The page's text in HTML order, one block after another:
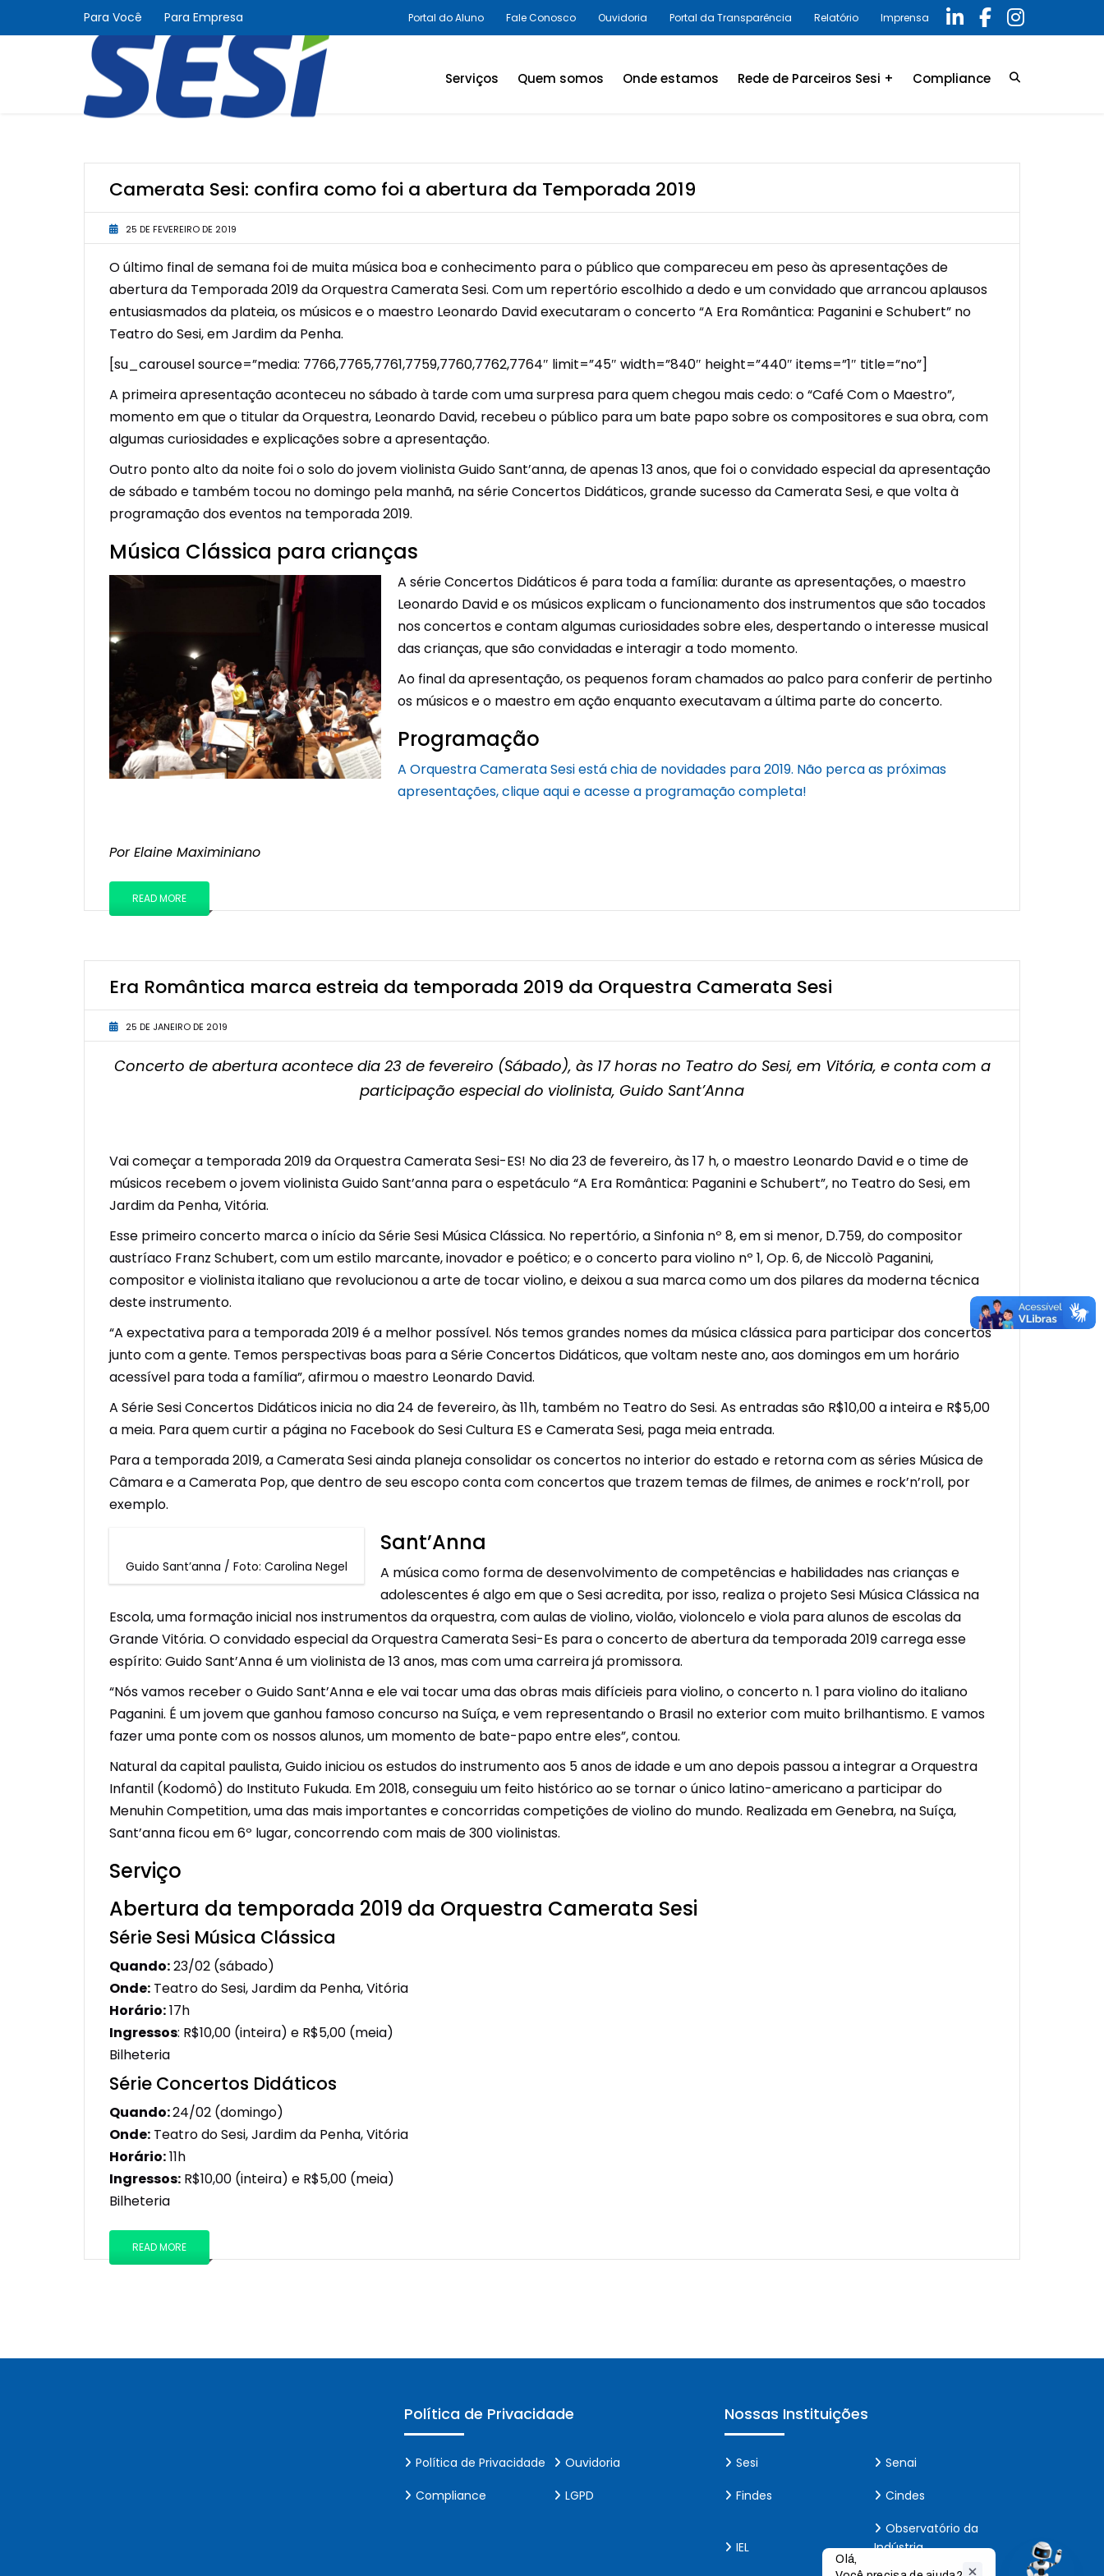
Para Você Para Empresa Portal do Aluno Fale Conosco Ouvidoria Portal da Transparência Relatório Imprensa
Serviços
Avaliações Ambientais e
Laudos Técnicos
Palestras e Cursos
Consultas e Exames
Promoção da Saúde
Unidades Móveis
Educação In Company
Contrato de Seviços – SSI –
Saúde e Segurança na
Indústria
Quem somos Onde estamos Rede de Parceiros Sesi + Compliance
Programa de Compliance
Camerata Sesi: confira como foi a abertura da Temporada 2019
25 DE FEVEREIRO DE 2019
O último final de semana foi de muita música boa e conhecimento para o público que compareceu em peso às apresentações de
abertura da Temporada 2019 da Orquestra Camerata Sesi. Com um repertório escolhido a dedo e um convidado que arrancou aplausos
entusiasmados da plateia, os músicos e o maestro Leonardo David executaram o concerto “A Era Romântica: Paganini e Schubert” no
Teatro do Sesi, em Jardim da Penha.
[su_carousel source=”media: 7766,7765,7761,7759,7760,7762,7764″ limit=”45″ width=”840″ height=”440″ items=”1″ title=”no”]
A primeira apresentação aconteceu no sábado à tarde com uma surpresa para quem chegou mais cedo: o “Café Com o Maestro”,
momento em que o titular da Orquestra, Leonardo David, recebeu o público para um bate papo sobre os compositores e sua obra, com
algumas curiosidades e explicações sobre a apresentação.
Outro ponto alto da noite foi o solo do jovem violinista Guido Sant’anna, de apenas 13 anos, que foi o convidado especial da apresentação
de sábado e também tocou no domingo pela manhã, na série Concertos Didáticos, grande sucesso da Camerata Sesi, e que volta à
programação dos eventos na temporada 2019.
Música Clássica para crianças
A série Concertos Didáticos é para toda a família: durante as apresentações, o maestro
Leonardo David e os músicos explicam o funcionamento dos instrumentos que são tocados
nos concertos e contam algumas curiosidades sobre eles, despertando o interesse musical
das crianças, que são convidadas e interagir a todo momento.
Ao final da apresentação, os pequenos foram chamados ao palco para conferir de pertinho
os músicos e o maestro em ação enquanto executavam a última parte do concerto.
Programação
A Orquestra Camerata Sesi está chia de novidades para 2019. Não perca as próximas
apresentações, clique aqui e acesse a programação completa!
Por Elaine Maximiniano
READ MORE
Era Romântica marca estreia da temporada 2019 da Orquestra Camerata Sesi
25 DE JANEIRO DE 2019
Concerto de abertura acontece dia 23 de fevereiro (Sábado), às 17 horas no Teatro do Sesi, em Vitória, e conta com a
participação especial do violinista, Guido Sant’Anna
Vai começar a temporada 2019 da Orquestra Camerata Sesi-ES! No dia 23 de fevereiro, às 17 h, o maestro Leonardo David e o time de
músicos recebem o jovem violinista Guido Sant’anna para o espetáculo “A Era Romântica: Paganini e Schubert”, no Teatro do Sesi, em
Jardim da Penha, Vitória.
Esse primeiro concerto marca o início da Série Sesi Música Clássica. No repertório, a Sinfonia nº 8, em si menor, D.759, do compositor
austríaco Franz Schubert, com um estilo marcante, inovador e poético; e o concerto para violino nº 1, Op. 6, de Niccolò Paganini,
compositor e violinista italiano que revolucionou a arte de tocar violino, e deixou a sua marca como um dos pilares da moderna técnica
deste instrumento.
“A expectativa para a temporada 2019 é a melhor possível. Nós temos grandes nomes da música clássica para participar dos concertos
junto com a gente. Temos perspectivas boas para a Série Concertos Didáticos, que voltam neste ano, aos domingos em um horário
acessível para toda a família”, afirmou o maestro Leonardo David.
A Série Sesi Concertos Didáticos inicia no dia 24 de fevereiro, às 11h, também no Teatro do Sesi. As entradas são R$10,00 a inteira e R$5,00
a meia. Para quem curtir a página no Facebook do Sesi Cultura ES e Camerata Sesi, paga meia entrada.
Para a temporada 2019, a Camerata Sesi ainda planeja consolidar os concertos no interior do estado e retorna com as séries Música de
Câmara e a Camerata Pop, que dentro de seu escopo conta com concertos que trazem temas de filmes, de animes e rock’n’roll, por
exemplo.
Guido Sant’anna / Foto: Carolina Negel
Sant’Anna
A música como forma de desenvolvimento de competências e habilidades nas crianças e
adolescentes é algo em que o Sesi acredita, por isso, realiza o projeto Sesi Música Clássica na
Escola, uma formação inicial nos instrumentos da orquestra, com aulas de violino, violão, violoncelo e viola para alunos de escolas da
Grande Vitória. O convidado especial da Orquestra Camerata Sesi-Es para o concerto de abertura da temporada 2019 carrega esse
espírito: Guido Sant’Anna é um violinista de 13 anos, mas com uma carreira já promissora.
“Nós vamos receber o Guido Sant’Anna e ele vai tocar uma das obras mais difícieis para violino, o concerto n. 1 para violino do italiano
Paganini. É um jovem que ganhou famoso concurso na Suíça, e vem representando o Brasil no exterior com muito brilhantismo. E vamos
fazer uma ponte com os nossos alunos, um momento de bate-papo entre eles”, contou.
Natural da capital paulista, Guido iniciou os estudos do instrumento aos 5 anos de idade e um ano depois passou a integrar a Orquestra
Infantil (Kodomô) do Instituto Fukuda. Em 2018, conseguiu um feito histórico ao se tornar o único latino-americano a participar do
Menuhin Competition, uma das mais importantes e concorridas competições de violino do mundo. Realizada em Genebra, na Suíça,
Sant’anna ficou em 6º lugar, concorrendo com mais de 300 violinistas.
Serviço
Abertura da temporada 2019 da Orquestra Camerata Sesi
Série Sesi Música Clássica
Quando:23/02 (sábado)
Onde: Teatro do Sesi, Jardim da Penha, Vitória
Horário:17h
Ingressos: R$10,00 (inteira) e R$5,00 (meia)
Bilheteria
Série Concertos Didáticos
Quando:24/02 (domingo)
Onde: Teatro do Sesi, Jardim da Penha, Vitória
Horário:11h
Ingressos: R$10,00 (inteira) e R$5,00 (meia)
Bilheteria
READ MORE
Política de Privacidade
Política de Privacidade
Ouvidoria
Compliance
LGPD
Nossas Instituições
Sesi
Senai
Findes
Cindes
IEL
Observatório da
Indústria
Olá,